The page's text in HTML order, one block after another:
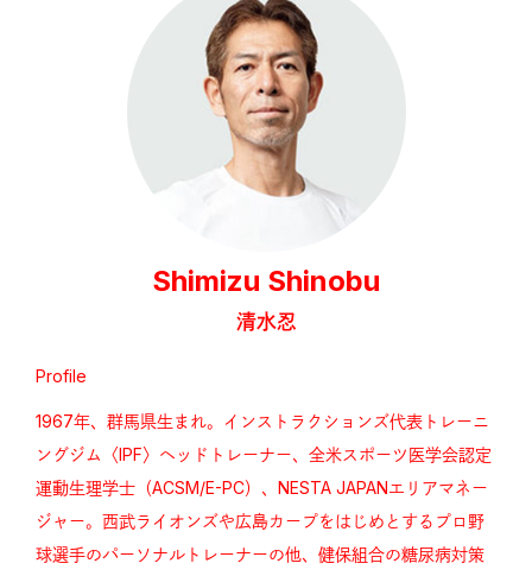
Shimizu Shinobu
清水忍
Profile
1967年、群馬県生まれ。インストラクションズ代表トレーニ
ングジム〈IPF〉ヘッドトレーナー、全米スポーツ医学会認定
運動生理学士（ACSM/E-PC）、NESTA JAPANエリアマネー
ジャー。西武ライオンズや広島カープをはじめとするプロ野
球選手のパーソナルトレーナーの他、健保組合の糖尿病対策